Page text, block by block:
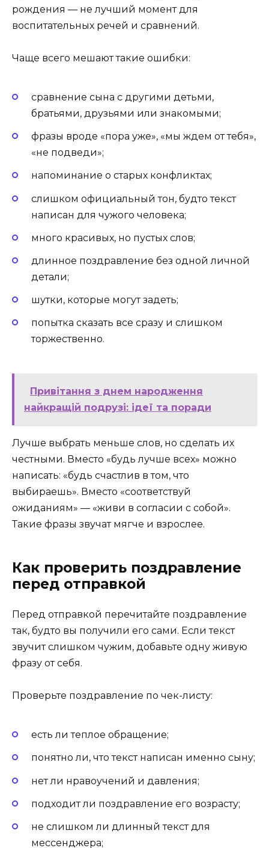
рождения — не лучший момент для
воспитательных речей и сравнений.
Чаще всего мешают такие ошибки:
сравнение сына с другими детьми,
братьями, друзьями или знакомыми;
фразы вроде «пора уже», «мы ждем от тебя»,
«не подведи»;
напоминание о старых конфликтах;
слишком официальный тон, будто текст
написан для чужого человека;
много красивых, но пустых слов;
длинное поздравление без одной личной
детали;
шутки, которые могут задеть;
попытка сказать все сразу и слишком
торжественно.
Привітання з днем народження
найкращій подрузі: ідеї та поради
Лучше выбрать меньше слов, но сделать их
честными. Вместо «будь лучше всех» можно
написать: «будь счастлив в том, что
выбираешь». Вместо «соответствуй
ожиданиям» — «живи в согласии с собой».
Такие фразы звучат мягче и взрослее.
Как проверить поздравление
перед отправкой
Перед отправкой перечитайте поздравление
так, будто вы получили его сами. Если текст
звучит слишком чужим, добавьте одну живую
фразу от себя.
Проверьте поздравление по чек-листу:
есть ли теплое обращение;
понятно ли, что текст написан именно сыну;
нет ли нравоучений и давления;
подходит ли поздравление его возрасту;
не слишком ли длинный текст для
мессенджера;